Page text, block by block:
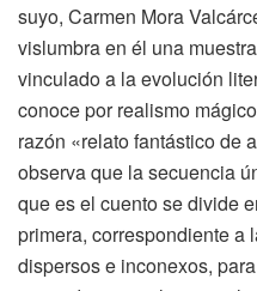
suyo, Carmen Mora
vislumbra en él una
vinculado a la evolución
conoce por realismo
razón «relato fantástico de
observa que la secuencia
que es el cuento se divide
primera, correspondiente a
dispersos e inconexos,